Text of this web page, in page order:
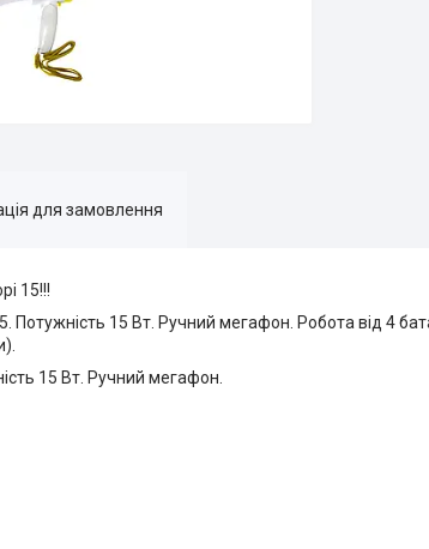
для замовлення
15!!!
Потужність 15 Вт. Ручний мегафон. Робота від 4
15 Вт. Ручний мегафон.